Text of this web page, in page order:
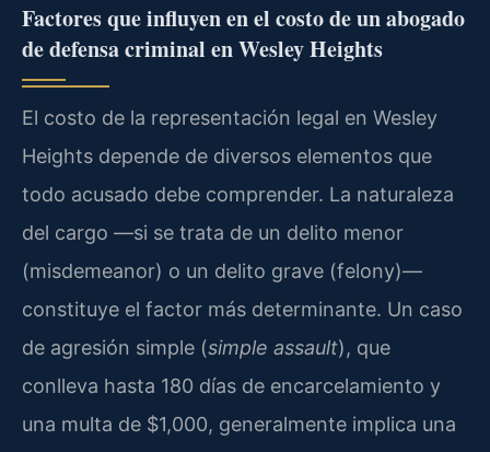
Factores que influyen en el costo de un abogado
de defensa criminal en Wesley Heights
El costo de la representación legal en Wesley
Heights depende de diversos elementos que
todo acusado debe comprender. La naturaleza
del cargo —si se trata de un delito menor
(misdemeanor) o un delito grave (felony)—
constituye el factor más determinante. Un caso
de agresión simple (simple assault), que
conlleva hasta 180 días de encarcelamiento y
una multa de $1,000, generalmente implica una